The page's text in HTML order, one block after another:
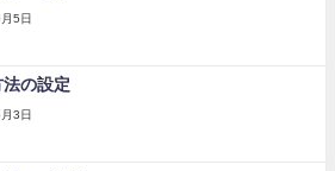
5日
の設定
3日